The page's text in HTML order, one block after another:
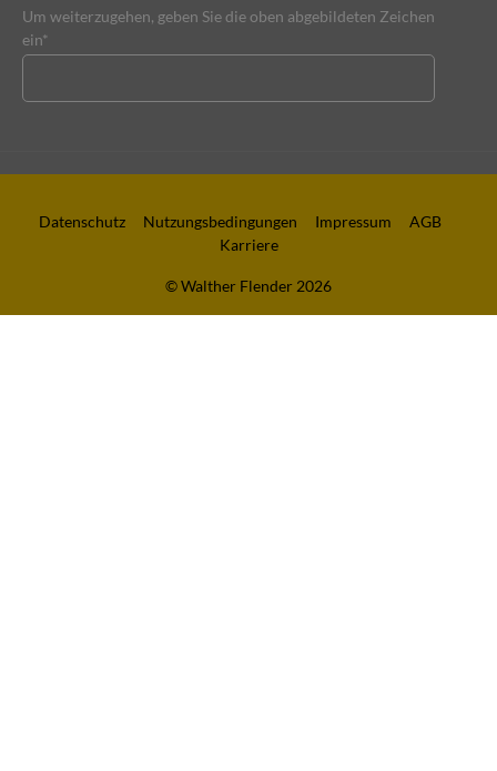
Um weiterzugehen, geben Sie die oben abgebildeten Zeichen
ein*
© Walther Flender 2026
Datenschutz Nutzungsbedingungen Impressum
AGB
Karriere